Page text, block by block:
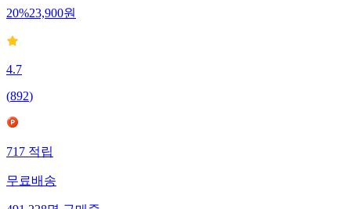
20%23,900원
4.7
(892)
717적립
무료배송